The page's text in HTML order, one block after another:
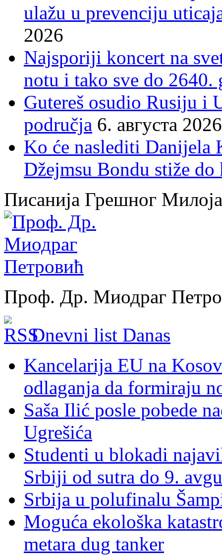
ulažu u prevenciju
2026
Najsporiji koncert na
notu i tako sve do 2640.
Gutereš osudio Rusiju i
područja 6. августа 2026
Ko će naslediti Danijela
Džejmsu Bondu stiže do
Писанија Грешног Милоја
Проф. Др. Миодраг
Dnevni list Danas
Kancelarija EU na
odlaganja da formiraju
Saša Ilić posle pobede
Ugrešića
Studenti u blokadi
Srbiji od sutra do 9.
Srbija u polufinalu
Moguća ekološka
metara dug tanker